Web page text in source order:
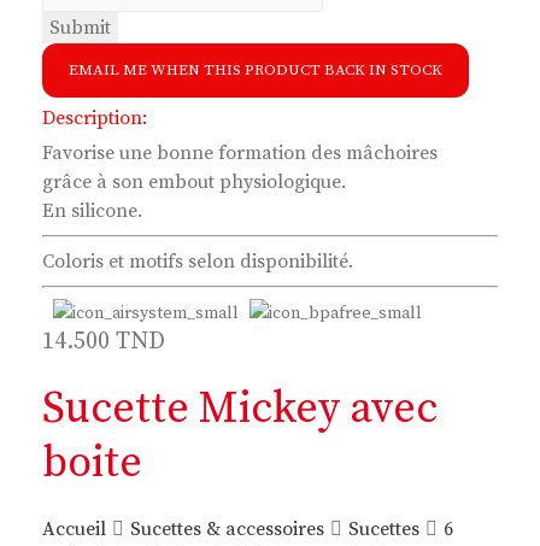
Accueil Sucettes & accessoires Sucettes
6
Sucette Mickey avec
boite
14.500 TND
Description:
Favorise une bonne formation des mâchoires
grâce à son embout physiologique.
En silicone.
Coloris et motifs selon disponibilité.
EMAIL ME WHEN THIS PRODUCT BACK IN STOCK
Submit